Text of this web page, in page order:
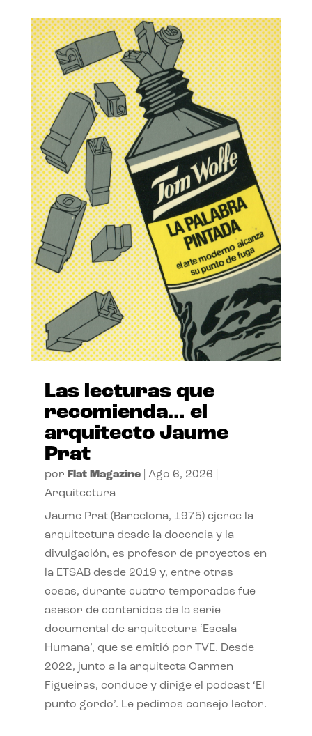
Las lecturas que
recomienda… el
arquitecto Jaume
Prat
por Flat Magazine| Ago 6, 2026
Arquitectura
Jaume Prat (Barcelona, 1975) ejerce la
arquitectura desde la docencia y la
divulgación, es profesor de proyectos en
la ETSAB desde 2019 y, entre otras
cosas, durante cuatro temporadas fue
asesor de contenidos de la serie
documental de arquitectura ‘Escala
Humana’, que se emitió por TVE. Desde
2022, junto a la arquitecta Carmen
Figueiras, conduce y dirige el podcast ‘El
punto gordo’. Le pedimos consejo lector.